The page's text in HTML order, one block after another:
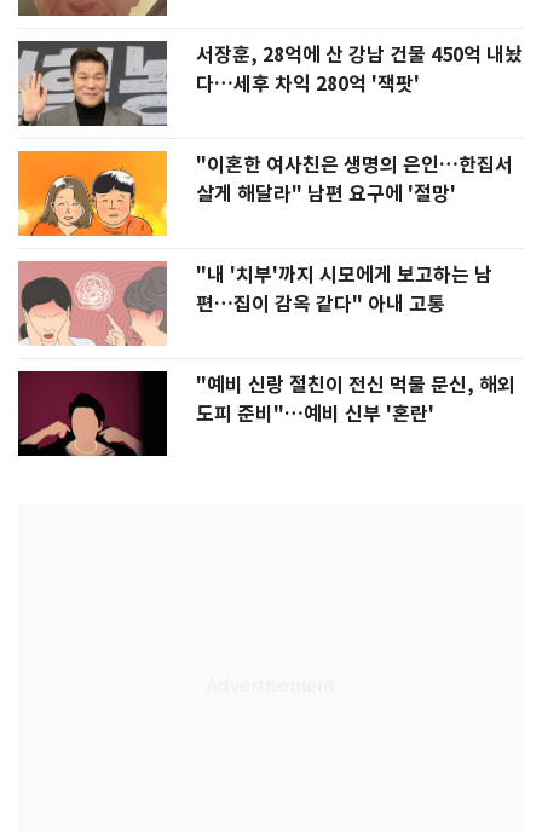
서장훈, 28억에 산 강남 건물 450억 내놨
다…세후 차익 280억 '잭팟'
"이혼한 여사친은 생명의 은인…한집서
살게 해달라" 남편 요구에 '절망'
"내 '치부'까지 시모에게 보고하는 남
편…집이 감옥 같다" 아내 고통
"예비 신랑 절친이 전신 먹물 문신, 해외
도피 준비"…예비 신부 '혼란'